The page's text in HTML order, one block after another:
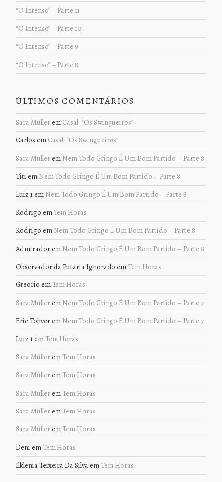
“O Intenso” – Parte 11
“O Intenso” – Parte 10
“O Intenso” – Parte 9
“O Intenso” – Parte 8
ÚLTIMOS COMENTÁRIOS
Sara Müllerem Casal: “Os Swingueiros”
Carlos em Casal: “Os Swingueiros”
Sara Müllerem Nem Todo Gringo É Um Bom Partido – Parte 8
Titi em Nem Todo Gringo É Um Bom Partido – Parte 8
Luiz 1em Nem Todo Gringo É Um Bom Partido – Parte 8
Rodrigo em Tem Horas
Rodrigo em Nem Todo Gringo É Um Bom Partido – Parte 8
Admiradorem Nem Todo Gringo É Um Bom Partido – Parte 8
Observador da Putaria Ignorado em Tem Horas
Greorio em Tem Horas
Sara Müllerem Nem Todo Gringo É Um Bom Partido – Parte 7
Eric Tohverem Nem Todo Gringo É Um Bom Partido – Parte 7
Luiz 1em Tem Horas
Sara Müllerem Tem Horas
Sara Müllerem Tem Horas
Sara Müllerem Tem Horas
Sara Müllerem Tem Horas
Sara Müllerem Tem Horas
Deni em Tem Horas
Ilklenia Teixeira Da Silvaem Tem Horas